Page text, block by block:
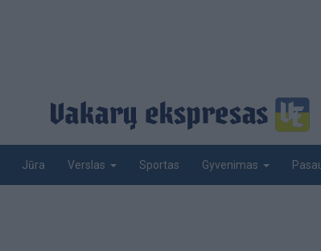
Jūra Verslas Sportas Gyvenimas